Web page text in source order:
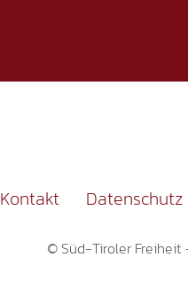
Kontakt Datenschutz
© Süd-Tiroler Freiheit